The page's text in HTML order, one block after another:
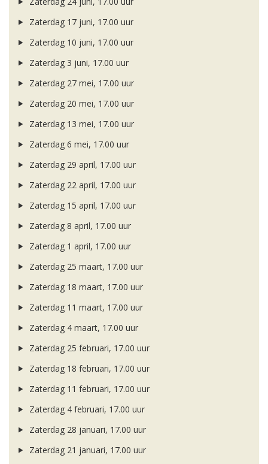
Zaterdag 17 juni, 17.00 uur
Zaterdag 10 juni, 17.00 uur
Zaterdag 3 juni, 17.00 uur
Zaterdag 27 mei, 17.00 uur
Zaterdag 20 mei, 17.00 uur
Zaterdag 13 mei, 17.00 uur
Zaterdag 6 mei, 17.00 uur
Zaterdag 29 april, 17.00 uur
Zaterdag 22 april, 17.00 uur
Zaterdag 15 april, 17.00 uur
Zaterdag 8 april, 17.00 uur
Zaterdag 1 april, 17.00 uur
Zaterdag 25 maart, 17.00 uur
Zaterdag 18 maart, 17.00 uur
Zaterdag 11 maart, 17.00 uur
Zaterdag 4 maart, 17.00 uur
Zaterdag 25 februari, 17.00 uur
Zaterdag 18 februari, 17.00 uur
Zaterdag 11 februari, 17.00 uur
Zaterdag 4 februari, 17.00 uur
Zaterdag 28 januari, 17.00 uur
Zaterdag 21 januari, 17.00 uur